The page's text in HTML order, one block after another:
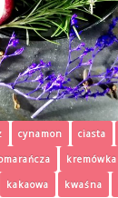
cynamon ciasta
kremówka
kakaowa kwaśna